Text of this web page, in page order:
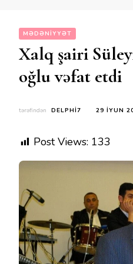
MƏDƏNIYYƏT
Xalq şairi
oğlu vəfat etdi
tərəfindən DELPHI7 29 İYUN
Post Views: 133